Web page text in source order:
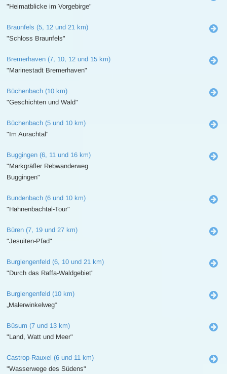
"Heimatblicke im Vorgebirge"
Braunfels (5, 12 und 21 km)
"Schloss Braunfels"
Bremerhaven (7, 10, 12 und 15 km)
"Marinestadt Bremerhaven"
Büchenbach (10 km)
"Geschichten und Wald"
Büchenbach (5 und 10 km)
"Im Aurachtal"
Buggingen (6, 11 und 16 km)
"Markgräfler Rebwanderweg
Buggingen"
Bundenbach (6 und 10 km)
"Hahnenbachtal-Tour"
Büren (7, 19 und 27 km)
"Jesuiten-Pfad"
Burglengenfeld (6, 10 und 21 km)
"Durch das Raffa-Waldgebiet"
Burglengenfeld (10 km)
„Malerwinkelweg“
Büsum (7 und 13 km)
"Land, Watt und Meer"
Castrop-Rauxel (6 und 11 km)
"Wasserwege des Südens"